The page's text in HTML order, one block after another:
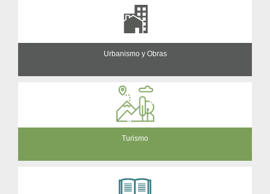
Urbanismo y Obras
Turismo